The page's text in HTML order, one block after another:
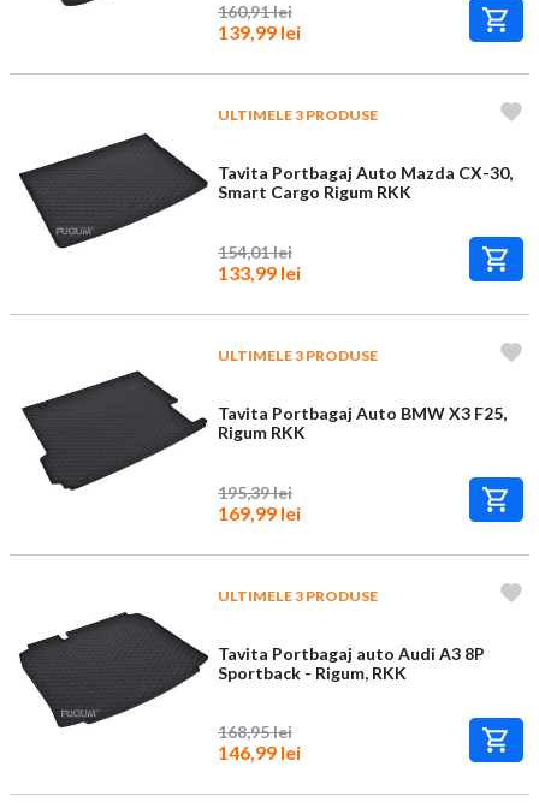
160,91 lei
139,99 lei
ULTIMELE 3 PRODUSE
Tavita Portbagaj Auto Mazda CX-30,
Smart Cargo Rigum RKK
154,01 lei
133,99 lei
ULTIMELE 3 PRODUSE
Tavita Portbagaj Auto BMW X3 F25,
Rigum RKK
195,39 lei
169,99 lei
ULTIMELE 3 PRODUSE
Tavita Portbagaj auto Audi A3 8P
Sportback - Rigum, RKK
168,95 lei
146,99 lei